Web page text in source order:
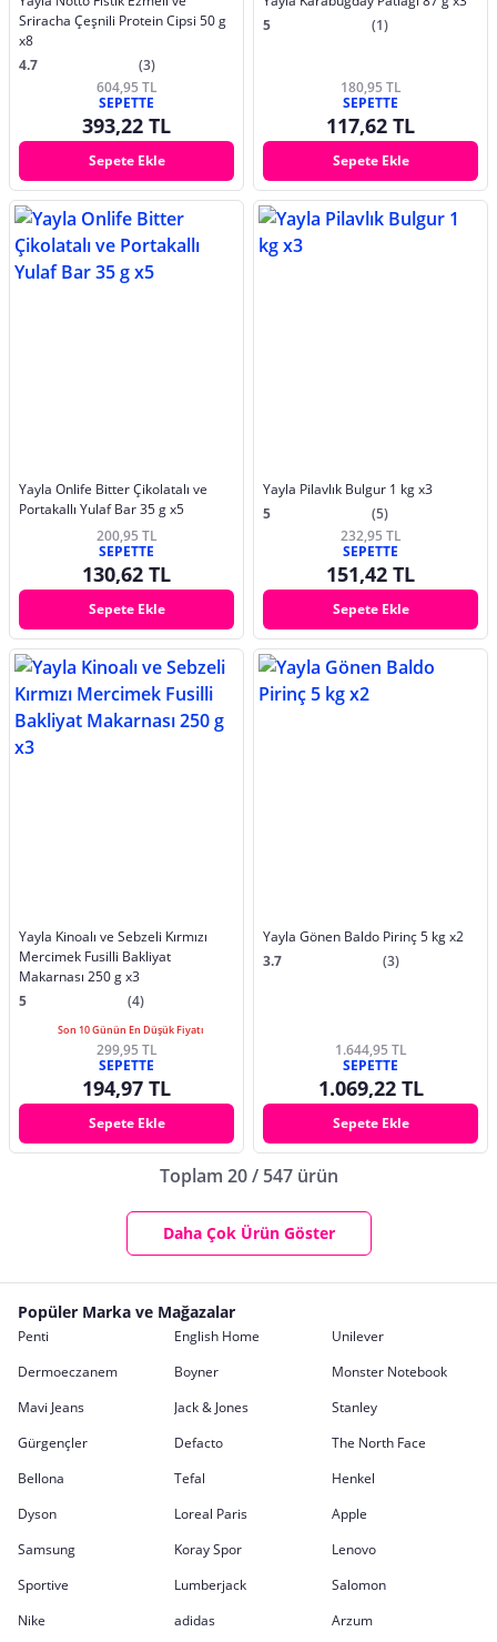
Sriracha Çeşnili Protein Cipsi 50 g
x8
4.7
(3)
604,95 TL
SEPETTE
393,22 TL
Sepete Ekle
5
(1)
180,95 TL
SEPETTE
117,62 TL
Sepete Ekle
Yayla Onlife Bitter Çikolatalı ve
Portakallı Yulaf Bar 35 g x5
200,95 TL
SEPETTE
130,62 TL
Sepete Ekle
Yayla Pilavlık Bulgur 1 kg x3
5
(5)
232,95 TL
SEPETTE
151,42 TL
Sepete Ekle
Yayla Kinoalı ve Sebzeli Kırmızı
Mercimek Fusilli Bakliyat
Makarnası 250 g x3
5
(4)
Son 10 Günün En Düşük Fiyatı
299,95 TL
SEPETTE
194,97 TL
Sepete Ekle
Yayla Gönen Baldo Pirinç 5 kg x2
3.7
(3)
1.644,95 TL
SEPETTE
1.069,22 TL
Sepete Ekle
Toplam 20 / 547 ürün
Daha Çok Ürün Göster
Popüler Marka ve Mağazalar
Penti English Home
Unilever
Dermoeczanem
Boyner
Monster Notebook
Mavi Jeans
Jack & Jones
Stanley
Gürgençler
Defacto
The North Face
Bellona
Tefal
Henkel
Dyson
Loreal Paris
Apple
Samsung
Koray Spor
Lenovo
Sportive
Lumberjack
Salomon
Nike
adidas
Arzum